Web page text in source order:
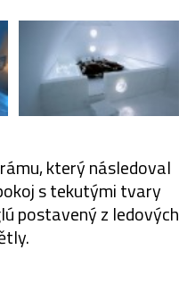
který následoval
s tekutými tvary
postavený z ledových